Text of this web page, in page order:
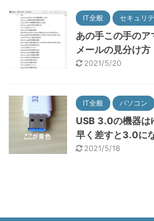
IT全般 セキュリ
あの手この手の
メールの見分け方
2021/5/20
IT全般 パソコン
USB 3.0の機器は
早く差すと3.0に
2021/5/18